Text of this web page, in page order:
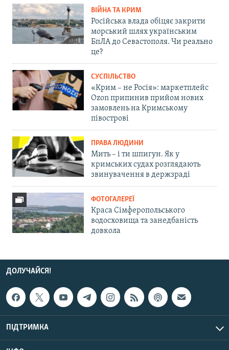
ВІЙНА ТА КРИМ
Російська влада обіцяє закрити
морський шлях українським
БпЛА до Севастополя. Чи реально
це?
СУСПІЛЬСТВО
«Крим – не Росія»: маркетплейс
Ozon припинив прийом нових
замовлень на Кримському
півострові
ПРАВА ЛЮДИНИ
Мить – і ти шпигун. Як у
кримських судах розглядають
звинувачення в держзраді
ФОТОГАЛЕРЕЇ
Краса Сімферопольського
водосховища та занедбаність
довкола
ДОЛУЧАЙСЯ!
ПІДТРИМКА